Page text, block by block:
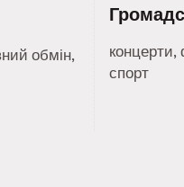
обмін,
концерти,
спорт